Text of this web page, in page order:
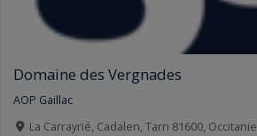
Domaine des Vergnades
AOP Gaillac
La Carrayrié, Cadalen, Tarn 81600, Occitanie